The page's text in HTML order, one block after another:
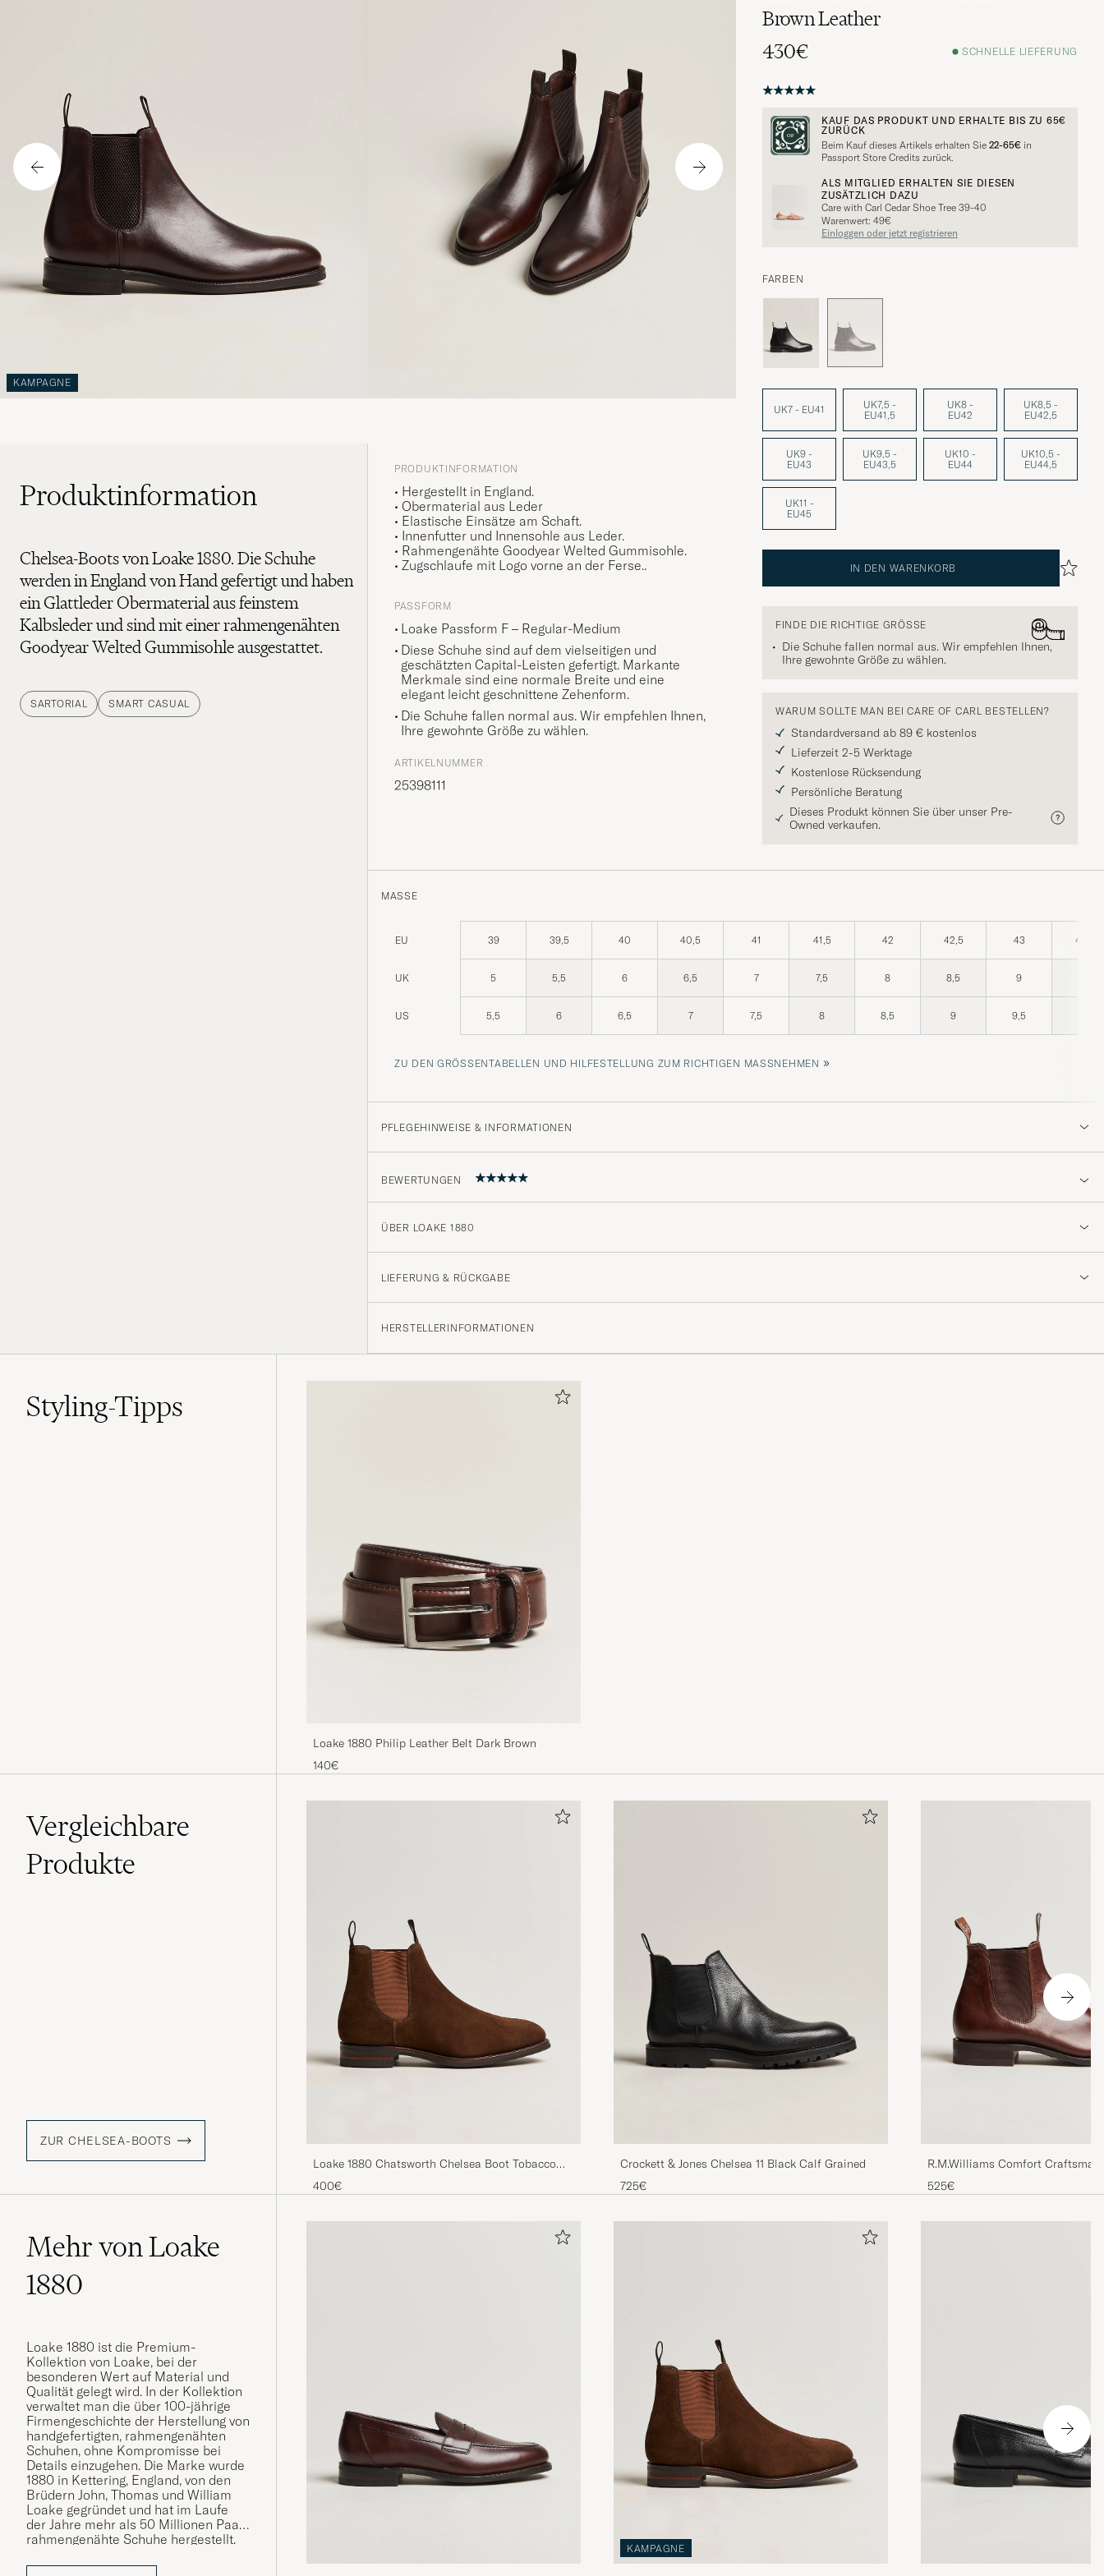
KAMPAGNE
Brown Leather
430€
SCHNELLE LIEFERUNG
KAUF DAS PRODUKT UND ERHALTE BIS ZU 65€
ZURÜCK
Beim Kauf dieses Artikels erhalten Sie 22-65€ in
Passport Store Credits zurück.
ALS MITGLIED ERHALTEN SIE DIESEN
ZUSÄTZLICH DAZU
Care with Carl Cedar Shoe Tree 39-40
Warenwert: 49€
Einloggen oder jetzt registrieren
FARBEN
UK7 - EU41
UK7,5 -
EU41,5
UK8 -
EU42
UK8,5 -
EU42,5
UK9 -
EU43
UK9,5 -
EU43,5
UK10 -
EU44
UK10,5 -
EU44,5
UK11 -
EU45
IN DEN WARENKORB
FINDE DIE RICHTIGE GRÖSSE
Die Schuhe fallen normal aus. Wir empfehlen Ihnen,
Ihre gewohnte Größe zu wählen.
WARUM SOLLTE MAN BEI CARE OF CARL BESTELLEN?
Standardversand ab 89 € kostenlos
Lieferzeit 2-5 Werktage
Kostenlose Rücksendung
Persönliche Beratung
Dieses Produkt können Sie über unser Pre-
Owned verkaufen.
Produktinformation
Chelsea-Boots von Loake 1880. Die Schuhe
werden in England von Hand gefertigt und haben
ein Glattleder Obermaterial aus feinstem
Kalbsleder und sind mit einer rahmengenähten
Goodyear Welted Gummisohle ausgestattet.
SARTORIAL SMART CASUAL
PRODUKTINFORMATION
• Hergestellt in England.
• Obermaterial aus Leder
• Elastische Einsätze am Schaft.
• Innenfutter und Innensohle aus Leder.
• Rahmengenähte Goodyear Welted Gummisohle.
• Zugschlaufe mit Logo vorne an der Ferse..
PASSFORM
Loake Passform F – Regular-Medium
Diese Schuhe sind auf dem vielseitigen und
geschätzten Capital-Leisten gefertigt. Markante
Merkmale sind eine normale Breite und eine
elegant leicht geschnittene Zehenform.
Die Schuhe fallen normal aus. Wir empfehlen Ihnen,
Ihre gewohnte Größe zu wählen.
ARTIKELNUMMER
25398111
MASSE
EU 39 39,5 40 40,5 41 41,5 42 42,5 43 43,5
UK 5 5,5 6 6,5 7 7,5 8 8,5 9
US 5,5 6 6,5 7 7,5 8 8,5 9 9,5
ZU DEN GRÖSSENTABELLEN UND HILFESTELLUNG ZUM RICHTIGEN MASSNEHMEN »
PFLEGEHINWEISE & INFORMATIONEN
BEWERTUNGEN
5
ÜBER LOAKE 1880
LIEFERUNG & RÜCKGABE
HERSTELLERINFORMATIONEN
Styling-Tipps
Loake 1880 Philip Leather Belt Dark Brown
140€
Vergleichbare
Produkte
ZUR CHELSEA-BOOTS
Loake 1880 Chatsworth Chelsea Boot Tobacco
Suede
400€
Crockett & Jones Chelsea 11 Black Calf Grained
725€
R.M.Williams Comfort
Brown
525€
Mehr von Loake
1880
Loake 1880 ist die Premium-
Kollektion von Loake, bei der
besonderen Wert auf Material und
Qualität gelegt wird. In der Kollektion
verwaltet man die über 100-jährige
Firmengeschichte der Herstellung von
handgefertigten, rahmengenähten
Schuhen, ohne Kompromisse bei
Details einzugehen. Die Marke wurde
1880 in Kettering, England, von den
Brüdern John, Thomas und William
Loake gegründet und hat im Laufe
der Jahre mehr als 50 Millionen Paar
rahmengenähte Schuhe hergestellt.
Die gesamte Herstellungszeit eines
KAMPAGNE